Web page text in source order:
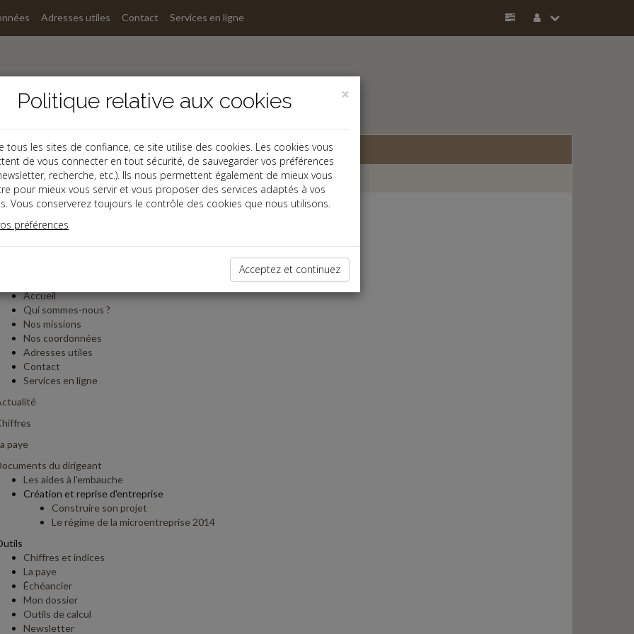
Adresses utiles Contact Services en ligne
site
Accueil
Qui sommes-nous ?
Nos missions
Nos coordonnées
Adresses utiles
Contact
Services en ligne
paye
du dirigeant
Les aides à l'embauche
Création et reprise d'entreprise
Construire son projet
Le régime de la microentreprise 2014
Chiffres et indices
La paye
Échéancier
Mon dossier
Outils de calcul
Newsletter
×
Politique relative aux cookies
tous les sites de confiance, ce site utilise des cookies. Les cookies vous
de vous connecter en tout sécurité, de sauvegarder vos préférences
recherche, etc.). Ils nous permettent également de mieux vous
pour mieux vous servir et vous proposer des services adaptés à vos
Vous conserverez toujours le contrôle des cookies que nous utilisons.
préférences
Acceptez et continuez